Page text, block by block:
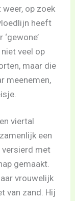
op zoek
heeft
veel op
maar die
meenemen,
viertal
een
versierd met
gemaakt.
vrouwelijk
van zand. Hij